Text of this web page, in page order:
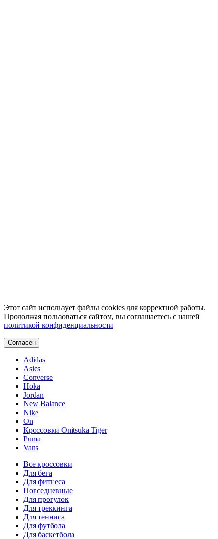
Этот сайт использует файлы cookies для корректной работы.
Продолжая пользоваться сайтом, вы соглашаетесь с нашей
политикой конфиденциальности
Согласен
Adidas
Asics
Converse
Hoka
Jordan
New Balance
Nike
On
Кроссовки Onitsuka Tiger
Puma
Vans
Все кроссовки
Для бега
Для фитнеса
Повседневные
Для прогулок
Для треккинга
Для тенниса
Для футбола
Для баскетбола